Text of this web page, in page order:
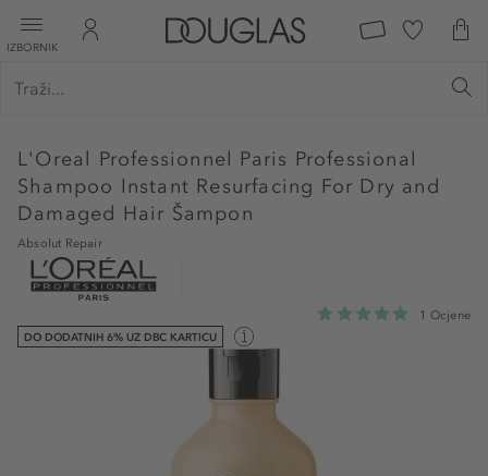
IZBORNIK
L'Oreal Professionnel Paris Professional
Shampoo Instant Resurfacing For Dry and
Damaged Hair Šampon
Absolut Repair
1 Ocjene
DO DODATNIH 6% UZ DBC KARTICU